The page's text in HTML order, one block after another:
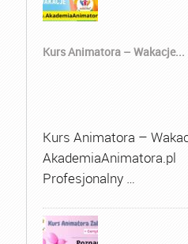
Kurs Animatora – Wakacje...
Kurs Animatora –
AkademiaAnimatora.pl
Profesjonalny …